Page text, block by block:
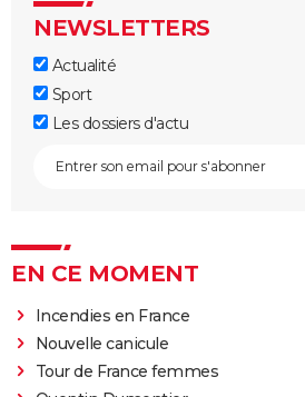
NEWSLETTERS
Actualité
Sport
Les dossiers d'actu
EN CE MOMENT
Incendies en France
Nouvelle canicule
Tour de France femmes